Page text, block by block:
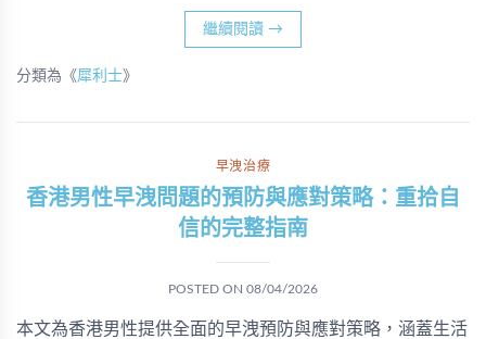
繼續閱讀 →
分類為《犀利士》
早洩治療
香港男性早洩問題的預防與應對策略：重拾自
信的完整指南
POSTED ON 08/04/2026
本文為香港男性提供全面的早洩預防與應對策略，涵蓋生活